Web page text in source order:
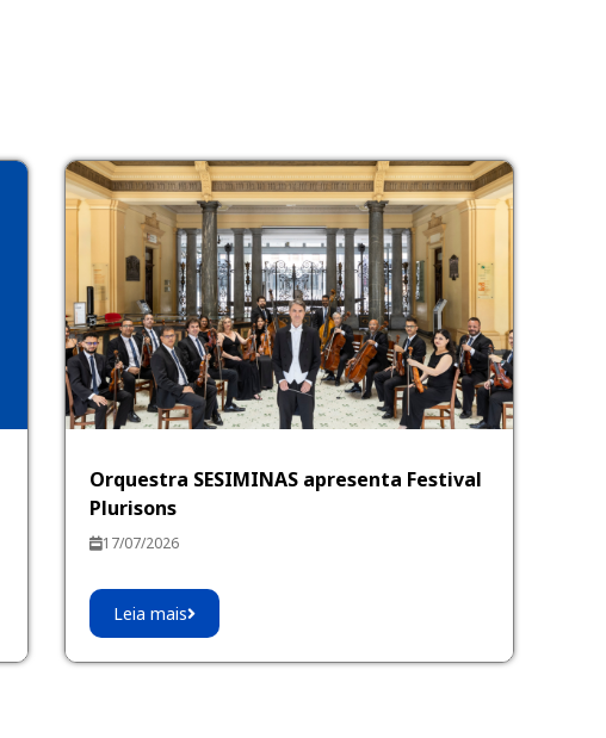
Orquestra SESIMINAS apresenta Festival
Plurisons
17/07/2026
Leia mais